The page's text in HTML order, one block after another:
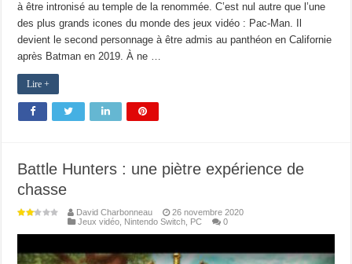
à être intronisé au temple de la renommée. C’est nul autre que l’une
des plus grands icones du monde des jeux vidéo : Pac-Man. Il
devient le second personnage à être admis au panthéon en Californie
après Batman en 2019. À ne …
Lire +
Battle Hunters : une piètre expérience de
chasse
David Charbonneau
26 novembre 2020
Jeux vidéo
Nintendo Switch PC 0